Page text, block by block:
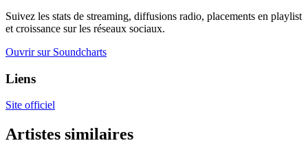
Suivez les stats de streaming, diffusions radio, placements en playlist
et croissance sur les réseaux sociaux.
Ouvrir sur Soundcharts
Liens
Site officiel
Artistes similaires